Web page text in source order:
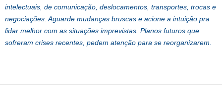
intelectuais, de comunicação, deslocamentos, transportes, trocas e
negociações. Aguarde mudanças bruscas e acione a intuição pra
lidar melhor com as situações imprevistas. Planos futuros que
sofreram crises recentes, pedem atenção para se reorganizarem.